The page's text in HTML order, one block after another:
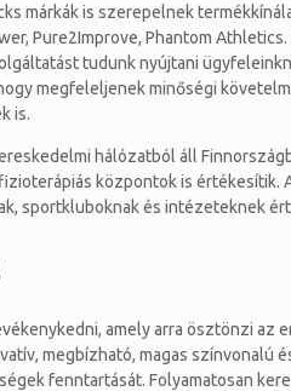
márkák is szerepelnek
Pure2Improve, Phantom
tudunk nyújtani
megfeleljenek minőségi
is.
hálózatból áll
központok is
sportkluboknak és intézeteknek
amely arra ösztönzi az
megbízható, magas színvonalú
fenntartását. Folyamatosan